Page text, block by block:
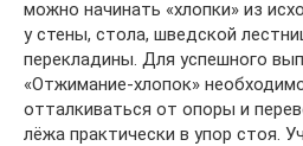
можно начинать «хлопки» из
у стены, стола, шведской
перекладины. Для успешного
«Отжимание-хлопок»
отталкиваться от опоры и
лёжа практически в упор стоя.